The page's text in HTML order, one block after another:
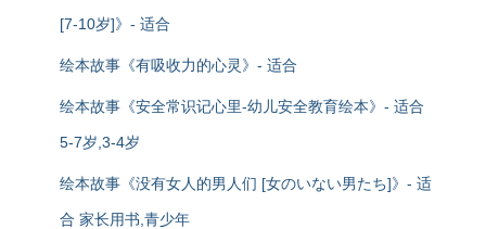
[7-10岁]》- 适合
绘本故事《有吸收力的心灵》- 适合
绘本故事《安全常识记心里-幼儿安全教育绘本》- 适合
5-7岁,3-4岁
绘本故事《没有女人的男人们 [女のいない男たち]》- 适
合 家长用书,青少年